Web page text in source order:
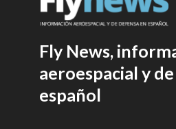
Fly News,
aeroespacial y
español